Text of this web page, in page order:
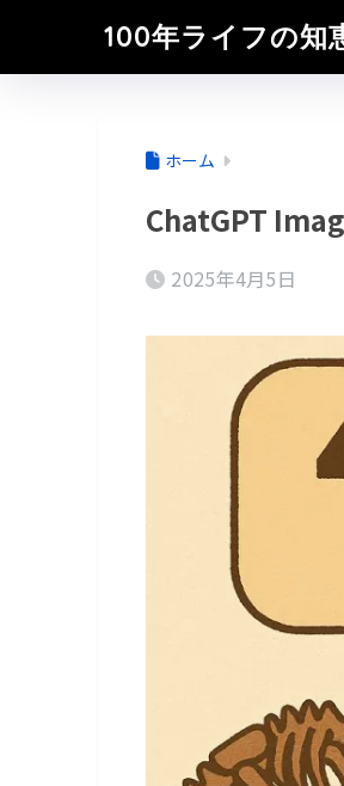
100年ライフの知
ホーム
ChatGPT
2025年4月5日